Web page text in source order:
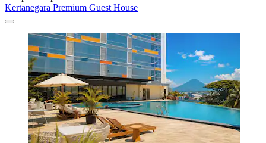
Kertanegara Premium Guest House